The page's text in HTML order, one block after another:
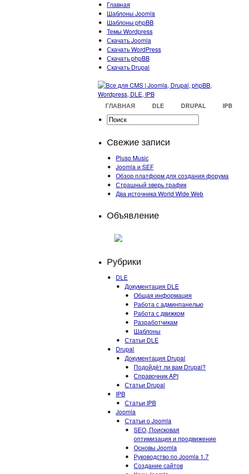
Главная
Шаблоны Joomla
Шаблоны phpBB
Темы Wordpress
Скачать Joomla
Скачать WordPress
Скачать phpBB
Скачать Drupal
ГЛАВНАЯ DLE DRUPAL IPB
Свежие записи
Pluso Musiс
Joomla и SEF
Обзор платформ для создания форума
Страшный зверь трафик
Два источника World Wide Web
Объявление
Рубрики
DLE
Документация DLE
Общая информация
Работа с админпанелью
Работа с движком
Разработчикам
Шаблоны
Статьи DLE
Drupal
Документация Drupal
Подойдёт ли вам Drupal?
Справочник API
Статьи Drupal
IPB
Статьи IPB
Joomla
Статьи о Joomla
SEO, Поисковая
оптимизация и продвижение
Основы Joomla
Руководство по Joomla 1.7
Создание сайтов